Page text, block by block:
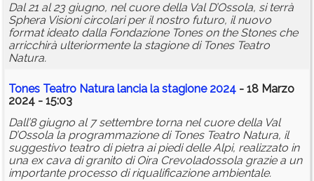
Dal 21 al 23 giugno, nel cuore della Val D’Ossola, si terrà
Sphera Visioni circolari per il nostro futuro, il nuovo
format ideato dalla Fondazione Tones on the Stones che
arricchirà ulteriormente la stagione di Tones Teatro
Natura.
Tones Teatro Natura lancia la stagione 2024 - 18 Marzo
2024 - 15:03
Dall’8 giugno al 7 settembre torna nel cuore della Val
D’Ossola la programmazione di Tones Teatro Natura, il
suggestivo teatro di pietra ai piedi delle Alpi, realizzato in
una ex cava di granito di Oira Crevoladossola grazie a un
importante processo di riqualificazione ambientale.